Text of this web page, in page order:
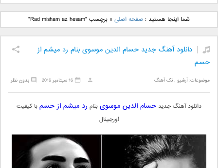
دانلود آهنگ جدید بهنام
بانی بنام قرص قمر 2
دانلود آهنگ جدید علی
یاسینی بنام دورترین نزدیک
شما اینجا هستید :صفحه اصلی »برچسب "Rad misham az hesam"
دانلود آهنگ جدید حسام الدین موسوی بنام رد میشم از
حسم
موضوعات:آرشیو ,تک آهنگ بدون نظر 16 سپتامبر 2016
دانلود آهنگ جدید حسام الدین موسویبنام رد میشم از حسمبا کیفیت
اورجینال